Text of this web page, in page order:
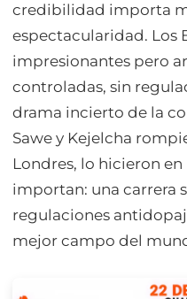
credibilidad importa
espectacularidad. Los
impresionantes pero
controladas, sin
drama incierto de la
Sawe y Kejelcha
Londres, lo hicieron
importan: una carrera
regulaciones
mejor campo del